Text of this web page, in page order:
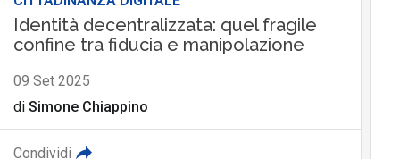
Identità decentralizzata: quel fragile
confine tra fiducia e manipolazione
09 Set 2025
di Simone Chiappino
Condividi